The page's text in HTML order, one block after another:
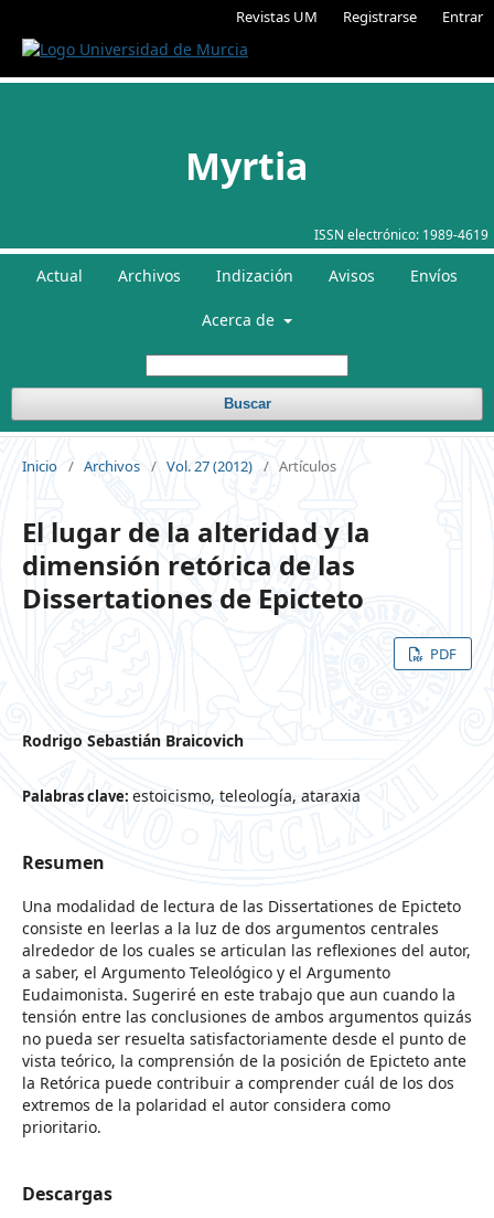
Revistas UM Registrarse Entrar
ISSN electrónico: 1989-4619
Myrtia
Actual Archivos Indización Avisos Envíos
Acerca de
Buscar
Inicio / Archivos / Vol. 27 (2012) / Artículos
El lugar de la alteridad y la
dimensión retórica de las
Dissertationes de Epicteto
PDF
Rodrigo Sebastián Braicovich
Palabras clave: estoicismo, teleología, ataraxia
Resumen
Una modalidad de lectura de las Dissertationes de Epicteto
consiste en leerlas a la luz de dos argumentos centrales
alrededor de los cuales se articulan las reflexiones del autor,
a saber, el Argumento Teleológico y el Argumento
Eudaimonista. Sugeriré en este trabajo que aun cuando la
tensión entre las conclusiones de ambos argumentos quizás
no pueda ser resuelta satisfactoriamente desde el punto de
vista teórico, la comprensión de la posición de Epicteto ante
la Retórica puede contribuir a comprender cuál de los dos
extremos de la polaridad el autor considera como
prioritario.
Descargas